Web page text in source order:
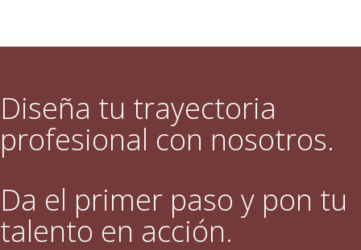
Diseña tu trayectoria
profesional con nosotros.
Da el primer paso y pon tu
talento en acción.